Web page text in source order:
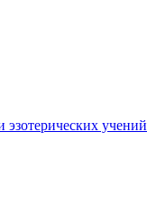
учений